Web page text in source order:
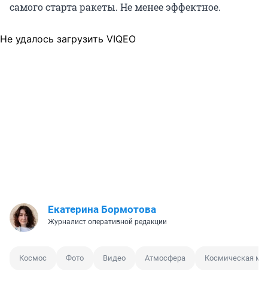
самого старта ракеты. Не менее эффектное.
Не удалось загрузить VIQEO
Екатерина Бормотова
Журналист оперативной редакции
Космос Фото Видео Атмосфера Космическая